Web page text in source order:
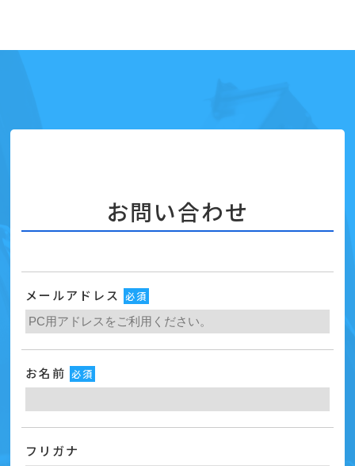
お問い合わせ
メールアドレス 必須
お名前 必須
フリガナ